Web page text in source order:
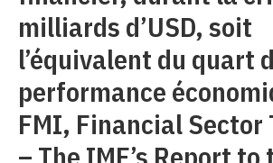
milliards d’USD, soit
l’équivalent du quart
performance
FMI, Financial Sector